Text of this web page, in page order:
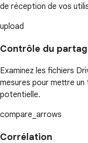
de réception de vos
upload
Contrôle du
Examinez les fichiers
mesures pour mettre
potentielle.
compare_arrows
Corrélation